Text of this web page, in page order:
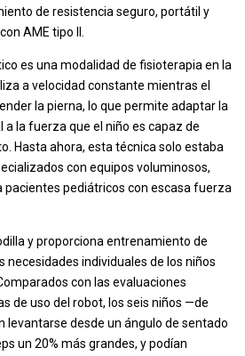
de resistencia seguro, portátil y
AME tipo II.
es una modalidad de fisioterapia en la
a velocidad constante mientras el
la pierna, lo que permite adaptar la
la fuerza que el niño es capaz de
Hasta ahora, esta técnica solo estaba
con equipos voluminosos,
pacientes pediátricos con escasa fuerza
y proporciona entrenamiento de
necesidades individuales de los niños
con las evaluaciones
de uso del robot, los seis niños —de
levantarse desde un ángulo de sentado
un 20% más grandes, y podían